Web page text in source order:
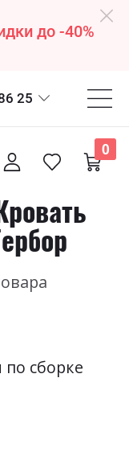
до -40%
25
0
сборке